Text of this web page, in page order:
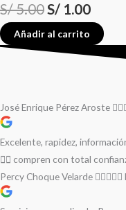
S/5.00S/ 1.00
Añadir al carrito
José Enrique Pérez Aroste
Excelente, rapidez,
👌🏻 compren con total
Percy Choque Velarde